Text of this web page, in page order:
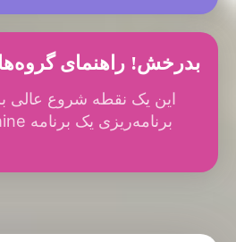
بدرخش! راهنمای
این یک نقطه شروع عالی